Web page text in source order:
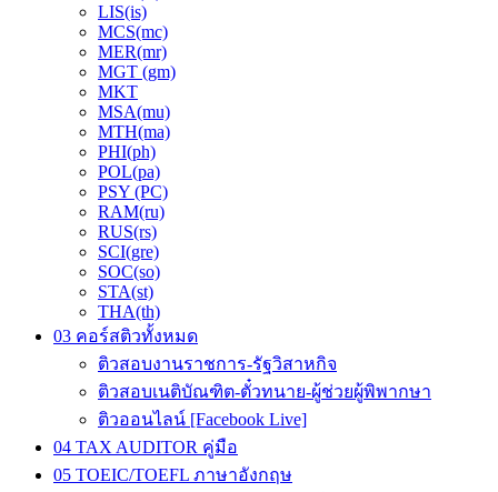
LIS(is)
MCS(mc)
MER(mr)
MGT (gm)
MKT
MSA(mu)
MTH(ma)
PHI(ph)
POL(pa)
PSY (PC)
RAM(ru)
RUS(rs)
SCI(gre)
SOC(so)
STA(st)
THA(th)
03 คอร์สติวทั้งหมด
ติวสอบงานราชการ-รัฐวิสาหกิจ
ติวสอบเนติบัณฑิต-ตั๋วทนาย-ผู้ช่วยผู้พิพากษา
ติวออนไลน์ [Facebook Live]
04 TAX AUDITOR คู่มือ
05 TOEIC/TOEFL ภาษาอังกฤษ